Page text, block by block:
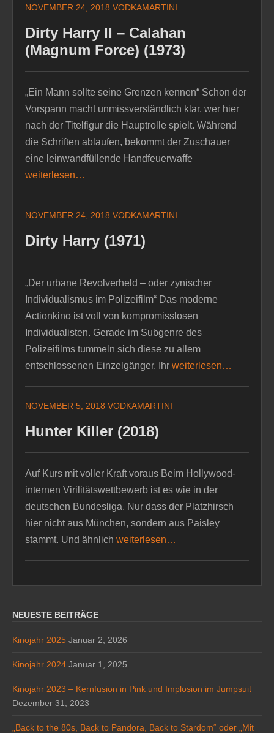
NOVEMBER 24, 2018 VODKAMARTINI
Dirty Harry II – Calahan
(Magnum Force) (1973)
„Ein Mann sollte seine Grenzen kennen“ Schon der
Vorspann macht unmissverständlich klar, wer hier
nach der Titelfigur die Hauptrolle spielt. Während
die Schriften ablaufen, bekommt der Zuschauer
eine leinwandfüllende Handfeuerwaffe
weiterlesen…
NOVEMBER 24, 2018 VODKAMARTINI
Dirty Harry (1971)
„Der urbane Revolverheld – oder zynischer
Individualismus im Polizeifilm“ Das moderne
Actionkino ist voll von kompromisslosen
Individualisten. Gerade im Subgenre des
Polizeifilms tummeln sich diese zu allem
entschlossenen Einzelgänger. Ihr weiterlesen…
NOVEMBER 5, 2018 VODKAMARTINI
Hunter Killer (2018)
Auf Kurs mit voller Kraft voraus Beim Hollywood-
internen Virilitätswettbewerb ist es wie in der
deutschen Bundesliga. Nur dass der Platzhirsch
hier nicht aus München, sondern aus Paisley
stammt. Und ähnlich weiterlesen…
NEUESTE BEITRÄGE
Kinojahr 2025 Januar 2, 2026
Kinojahr 2024 Januar 1, 2025
Kinojahr 2023 – Kernfusion in Pink und Implosion im Jumpsuit
Dezember 31, 2023
„Back to the 80s, Back to Pandora, Back to Stardom“ oder „Mit